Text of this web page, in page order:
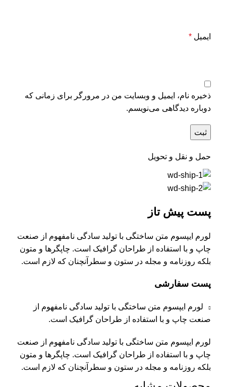
ایمیل *
ذخیره نام، ایمیل و وبسایت من در مرورگر برای زمانی که
دوباره دیدگاهی می‌نویسم.
حمل و نقل و تحویل
پست پیش تاز
لورم ایپسوم متن ساختگی با تولید سادگی نامفهوم از صنعت
چاپ و با استفاده از طراحان گرافیک است. چاپگرها و متون
بلکه روزنامه و مجله در ستون و سطرآنچنان که لازم است.
پست سفارشی
لورم ایپسوم متن ساختگی با تولید سادگی نامفهوم از
صنعت چاپ و با استفاده از طراحان گرافیک است.
لورم ایپسوم متن ساختگی با تولید سادگی نامفهوم از صنعت
چاپ و با استفاده از طراحان گرافیک است. چاپگرها و متون
بلکه روزنامه و مجله در ستون و سطرآنچنان که لازم است.